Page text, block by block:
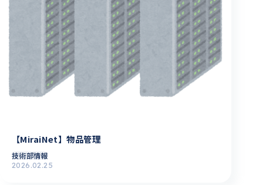
【MiraiNet】物品管理
技術部情報
2026.02.25